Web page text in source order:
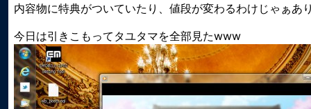
内容物に特典がついていたり、値段が変わるわけじゃぁあ
今日は引きこもってタユタマを全部見たwww